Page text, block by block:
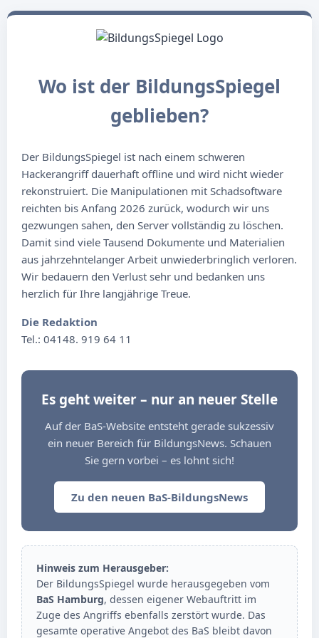
Wo ist der BildungsSpiegel
geblieben?
Der BildungsSpiegel ist nach einem schweren
Hackerangriff dauerhaft offline und wird nicht wieder
rekonstruiert. Die Manipulationen mit Schadsoftware
reichten bis Anfang 2026 zurück, wodurch wir uns
gezwungen sahen, den Server vollständig zu löschen.
Damit sind viele Tausend Dokumente und Materialien
aus jahrzehntelanger Arbeit unwiederbringlich verloren.
Wir bedauern den Verlust sehr und bedanken uns
herzlich für Ihre langjährige Treue.
Die Redaktion
Tel.: 04148. 919 64 11
Es geht weiter – nur an neuer Stelle
Auf der BaS-Website entsteht gerade sukzessiv
ein neuer Bereich für BildungsNews. Schauen
Sie gern vorbei – es lohnt sich!
Zu den neuen BaS-BildungsNews
Hinweis zum Herausgeber:
Der BildungsSpiegel wurde herausgegeben vom
BaS Hamburg, dessen eigener Webauftritt im
Zuge des Angriffs ebenfalls zerstört wurde. Das
gesamte operative Angebot des BaS bleibt davon